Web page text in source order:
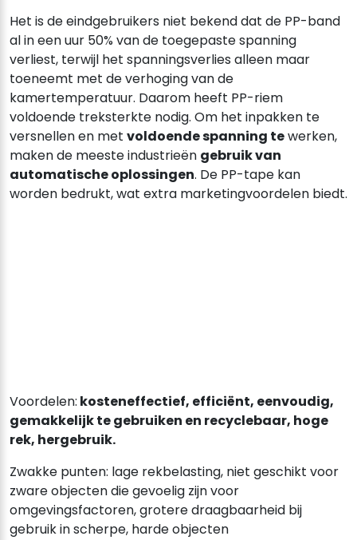
Het is de eindgebruikers niet bekend dat de PP-band
al in een uur 50% van de toegepaste spanning
verliest, terwijl het spanningsverlies alleen maar
toeneemt met de verhoging van de
kamertemperatuur. Daarom heeft PP-riem
voldoende treksterkte nodig. Om het inpakken te
versnellen en met voldoende spanning tewerken,
maken de meeste industrieën gebruik van
automatische oplossingen. De PP-tape kan
worden bedrukt, wat extra marketingvoordelen biedt.
Voordelen: kosteneffectief, efficiënt, eenvoudig,
gemakkelijk te gebruiken en recyclebaar, hoge
rek, hergebruik.
Zwakke punten: lage rekbelasting, niet geschikt voor
zware objecten die gevoelig zijn voor
omgevingsfactoren, grotere draagbaarheid bij
gebruik in scherpe, harde objecten